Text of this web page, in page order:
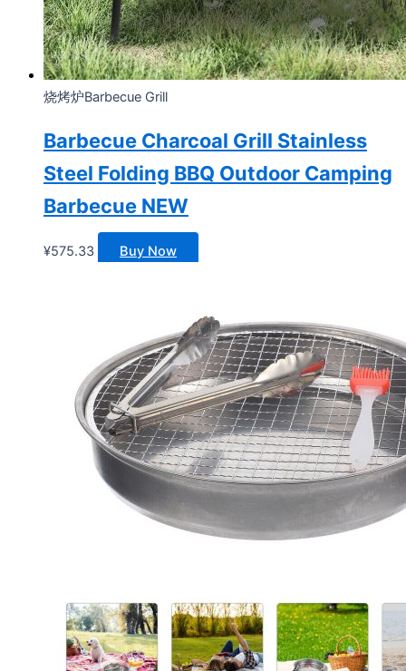
烧烤炉Barbecue Grill
Barbecue Charcoal Grill Stainless
Steel Folding BBQ Outdoor Camping
Barbecue NEW
¥575.33 Buy Now